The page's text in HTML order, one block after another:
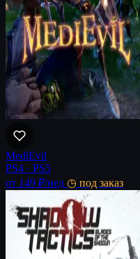
MediEvil
PS4 · PS5
от 149 ₽/нед ◷ под заказ